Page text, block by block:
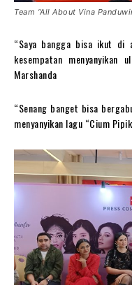
Team “All About Vina
“Saya bangga bisa ikut di
kesempatan menyanyikan
Marshanda
“Senang banget bisa
menyanyikan lagu “Cium